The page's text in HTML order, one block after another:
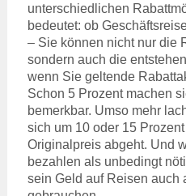
unterschiedlichen
bedeutet: ob
– Sie können nicht nur die
sondern auch die
wenn Sie geltende
Schon 5 Prozent machen
bemerkbar. Umso mehr
sich um 10 oder 15
Originalpreis abgeht. Und
bezahlen als unbedingt
sein Geld auf Reisen auch